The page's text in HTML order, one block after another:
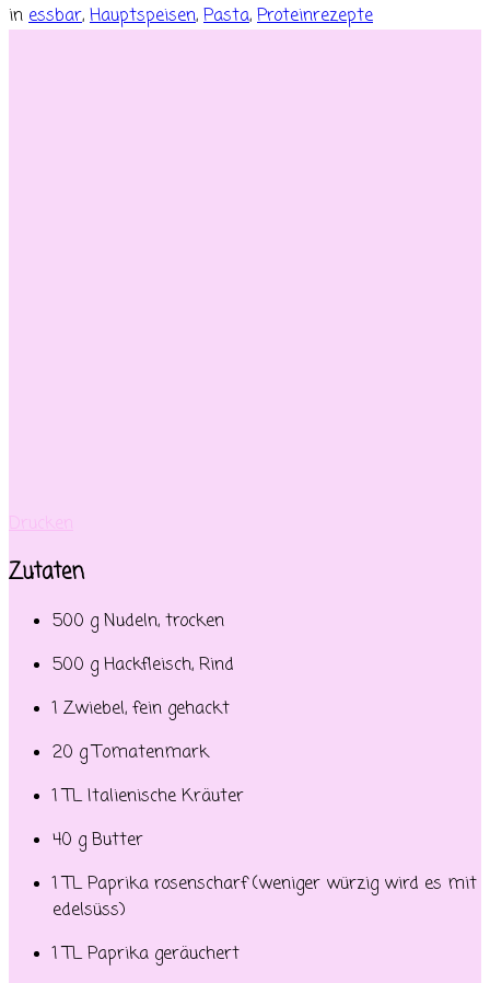
in essbar, Hauptspeisen, Pasta, Proteinrezepte
Drucken
Zutaten
500 g Nudeln, trocken
500 g Hackfleisch, Rind
1 Zwiebel, fein gehackt
20 g Tomatenmark
1 TL Italienische Kräuter
40 g Butter
1 TL Paprika rosenscharf (weniger würzig wird es mit
edelsüss)
1 TL Paprika geräuchert